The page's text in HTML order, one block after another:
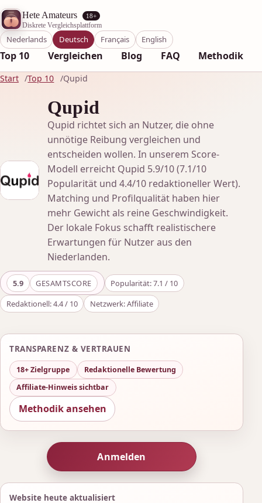
Hete Amateurs 18+
Diskrete Vergleichsplattform
Top 10 Vergleichen Blog FAQ Methodik
Nederlands Deutsch Français English
Start Top 10 Qupid
Qupid
Qupid richtet sich an Nutzer, die ohne
unnötige Reibung vergleichen und
entscheiden wollen. In unserem Score-
Modell erreicht Qupid 5.9/10 (7.1/10
Popularität und 4.4/10 redaktioneller Wert).
Matching und Profilqualität haben hier
mehr Gewicht als reine Geschwindigkeit.
Der lokale Fokus schafft realistischere
Erwartungen für Nutzer aus den
Niederlanden.
5.9 GESAMTSCORE
Popularität: 7.1 / 10
Redaktionell: 4.4 / 10
Netzwerk: Affiliate
TRANSPARENZ & VERTRAUEN
18+ Zielgruppe
Redaktionelle Bewertung
Affiliate-Hinweis sichtbar
Methodik ansehen
Anmelden
Website heute aktualisiert